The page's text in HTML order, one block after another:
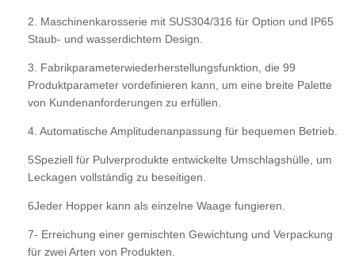
2. Maschinenkarosserie mit SUS304/316 für Option und IP65
Staub- und wasserdichtem Design.
3. Fabrikparameterwiederherstellungsfunktion, die 99
Produktparameter vordefinieren kann, um eine breite Palette
von Kundenanforderungen zu erfüllen.
4. Automatische Amplitudenanpassung für bequemen Betrieb.
5Speziell für Pulverprodukte entwickelte Umschlagshülle, um
Leckagen vollständig zu beseitigen.
6Jeder Hopper kann als einzelne Waage fungieren.
7- Erreichung einer gemischten Gewichtung und Verpackung
für zwei Arten von Produkten.